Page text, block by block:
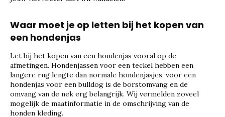
Waar moet je op letten bij het kopen van
een hondenjas
Let bij het kopen van een hondenjas vooral op de
afmetingen. Hondenjassen voor een teckel hebben een
langere rug lengte dan normale hondenjasjes, voor een
hondenjas voor een bulldog is de borstomvang en de
omvang van de nek erg belangrijk. Wij vermelden zoveel
mogelijk de maatinformatie in de omschrijving van de
honden kleding.